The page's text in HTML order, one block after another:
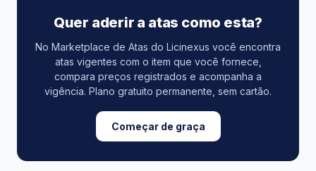
Quer aderir a atas como esta?
No Marketplace de Atas do Licinexus você encontra
atas vigentes com o item que você fornece,
compara preços registrados e acompanha a
vigência. Plano gratuito permanente, sem cartão.
Começar de graça